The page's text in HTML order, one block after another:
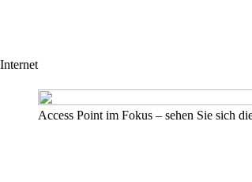
Internet
Access Point im Fokus – sehen Sie sich